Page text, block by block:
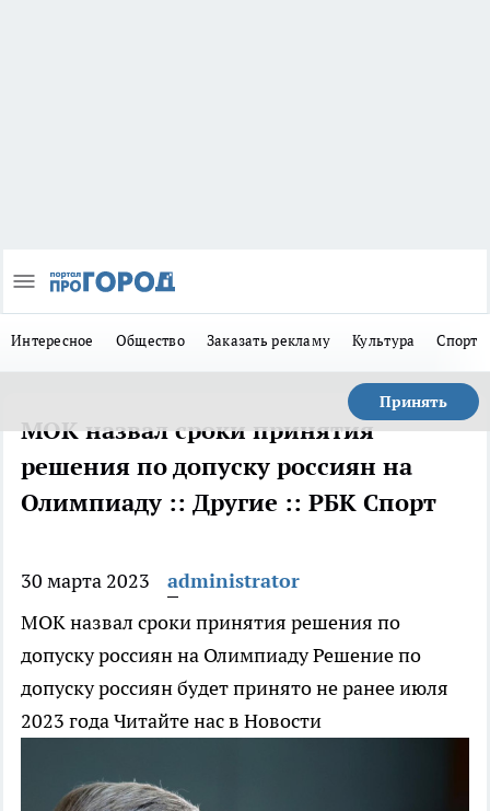
Интересное Общество Заказать рекламу Культура Спорт
Принять
МОК назвал сроки принятия
решения по допуску россиян на
Олимпиаду :: Другие :: РБК Спорт
30 марта 2023
administrator
МОК назвал сроки принятия решения по
допуску россиян на ОлимпиадуРешение по
допуску россиян будет принято не ранее июля
2023 годаЧитайте нас в Новости